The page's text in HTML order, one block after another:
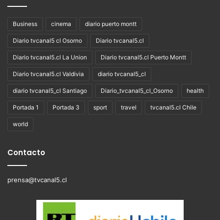
Business cinema diario puerto montt
Diario tvcanal5 cl Osorno Diario tvcanal5.cl
Diario tvcanal5.cl La Union Diario tvcanal5.cl Puerto Montt
Diario tvcanal5.cl Valdivia diario tvcanal5_cl
diario tvcanal5_cl Santiago Diario_tvcanal5_cl_Osorno health
Portada 1 Portada 3 sport travel tvcanal5.cl Chile
world
Contacto
prensa@tvcanal5.cl